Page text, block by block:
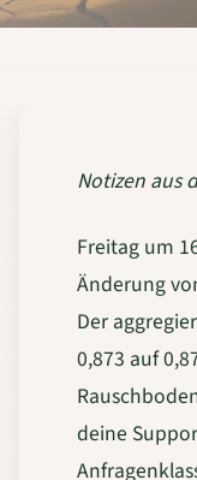
Notizen aus
Freitag um
Änderung
Der
0,873 auf
deine